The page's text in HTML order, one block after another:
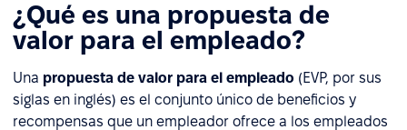
¿Qué es una propuesta de
valor para el empleado?
Una propuesta de valor para el empleado (EVP, por sus
siglas en inglés) es el conjunto único de beneficios y
recompensas que un empleador ofrece a los empleados